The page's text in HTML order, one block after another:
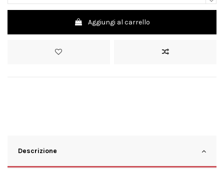
Aggiungi al carrello
Descrizione